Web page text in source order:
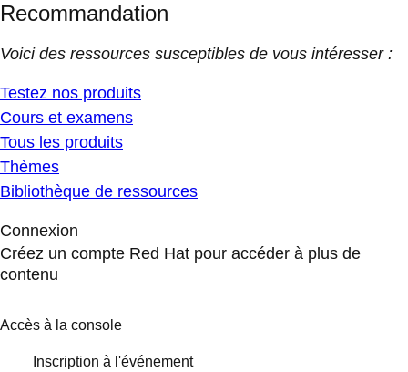
Recommandation
Voici des ressources susceptibles de vous intéresser :
Testez nos produits
Cours et examens
Tous les produits
Thèmes
Bibliothèque de ressources
Connexion
Créez un compte Red Hat pour accéder à plus de
contenu
Accès à la console
Inscription à l'événement